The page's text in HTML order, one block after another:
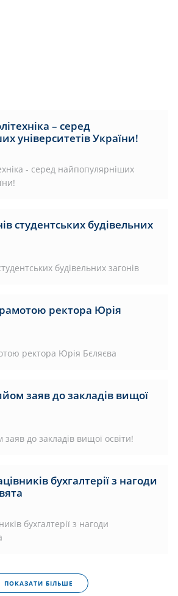
– серед
університетів України!
- серед найпопулярніших
студентських будівельних
будівельних загонів
ректора Юрія
ректора Юрія Бєляєва
заяв до закладів вищої
до закладів вищої освіти!
бухгалтерії з нагоди
бухгалтерії з нагоди
ПОКАЗАТИ БІЛЬШЕ